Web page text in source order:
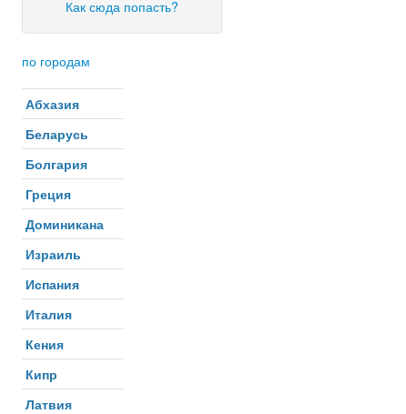
Как сюда попасть?
по городам
Абхазия
Беларусь
Болгария
Греция
Доминикана
Израиль
Испания
Италия
Кения
Кипр
Латвия